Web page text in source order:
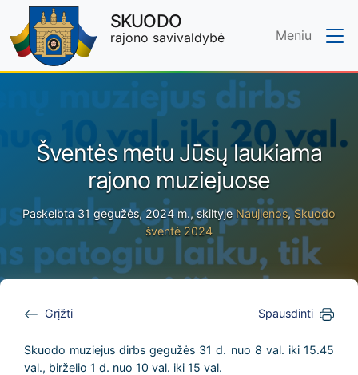
Skip to main content
SKUODO
rajono savivaldybė Meniu
Šventės metu Jūsų laukiama
rajono muziejuose
Paskelbta 31 gegužės, 2024 m., skiltyjeNaujienos,Skuodo
šventė 2024
Grįžti Spausdinti
Skuodo muziejus dirbs gegužės 31 d. nuo 8 val. iki 15.45
val., birželio 1 d. nuo 10 val. iki 15 val.